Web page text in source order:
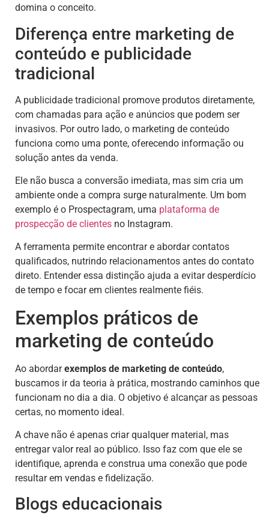
domina o conceito.
Diferença entre marketing de
conteúdo e publicidade
tradicional
A publicidade tradicional promove produtos diretamente,
com chamadas para ação e anúncios que podem ser
invasivos. Por outro lado, o marketing de conteúdo
funciona como uma ponte, oferecendo informação ou
solução antes da venda.
Ele não busca a conversão imediata, mas sim cria um
ambiente onde a compra surge naturalmente. Um bom
exemplo é o Prospectagram, uma plataforma de
prospecção de clientes no Instagram.
A ferramenta permite encontrar e abordar contatos
qualificados, nutrindo relacionamentos antes do contato
direto. Entender essa distinção ajuda a evitar desperdício
de tempo e focar em clientes realmente fiéis.
Exemplos práticos de
marketing de conteúdo
Ao abordarexemplos de marketing de conteúdo,
buscamos ir da teoria à prática, mostrando caminhos que
funcionam no dia a dia. O objetivo é alcançar as pessoas
certas, no momento ideal.
A chave não é apenas criar qualquer material, mas
entregar valor real ao público. Isso faz com que ele se
identifique, aprenda e construa uma conexão que pode
resultar em vendas e fidelização.
Blogs educacionais